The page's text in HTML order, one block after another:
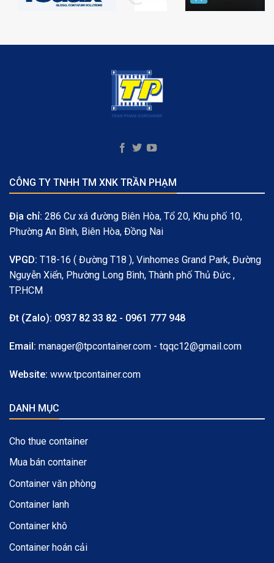
CÔNG TY TNHH TM XNK TRẦN PHẠM
Địa chỉ: 286 Cư xá đường Biên Hòa, Tổ 20, Khu phố 10,
Phường An Bình, Biên Hòa, Đồng Nai
VPGD: T18-16 ( Đường T18 ), Vinhomes Grand Park, Đường
Nguyễn Xiển, Phường Long Bình, Thành phố Thủ Đức ,
TP.HCM
Đt (Zalo): 0937 82 33 82 - 0961 777 948
Email: manager@tpcontainer.com - tqqc12@gmail.com
Website: www.tpcontainer.com
DANH MỤC
Cho thue container
Mua bán container
Container văn phòng
Container lanh
Container khô
Container hoán cải